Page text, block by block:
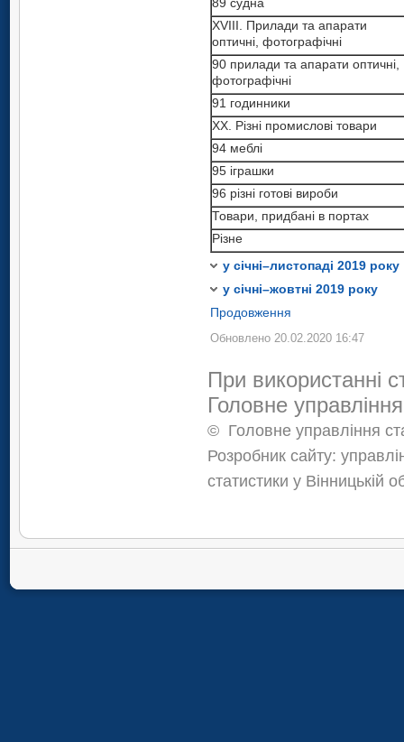
XVIII. Прилади та апарати
оптичні, фотографічні
90 прилади та апарати оптичні,
фотографічні
91 годинники
XX. Різні промислові товари
94 меблі
95 іграшки
96 різні готові вироби
Товари, придбані в портах
Різне
у січні–листопаді 2019 року
89 судна
XVIII. Прилади та апарати
оптичні, фотографічні
90 прилади та апарати оптичні,
фотографічні
91 годинники
XX. Різні промислові товари
94 меблі
95 іграшки
96 різні готові вироби
Товари, придбані в портах
Різне
у січні–жовтні 2019 року
88 літальні апарати
89 судна
XVIII. Прилади та апарати
оптичні, фотографічні
90 прилади та апарати оптичні,
фотографічні
91 годинники
XX. Різні промислові товари
94 меблі
95 іграшки
96 різні готові вироби
Товари, придбані в портах
Різне
Продовження
Обновлено 20.02.2020 16:47
При використанні
Головне
© Головне управління
Розробник сайту:
статистики у Вінницькій